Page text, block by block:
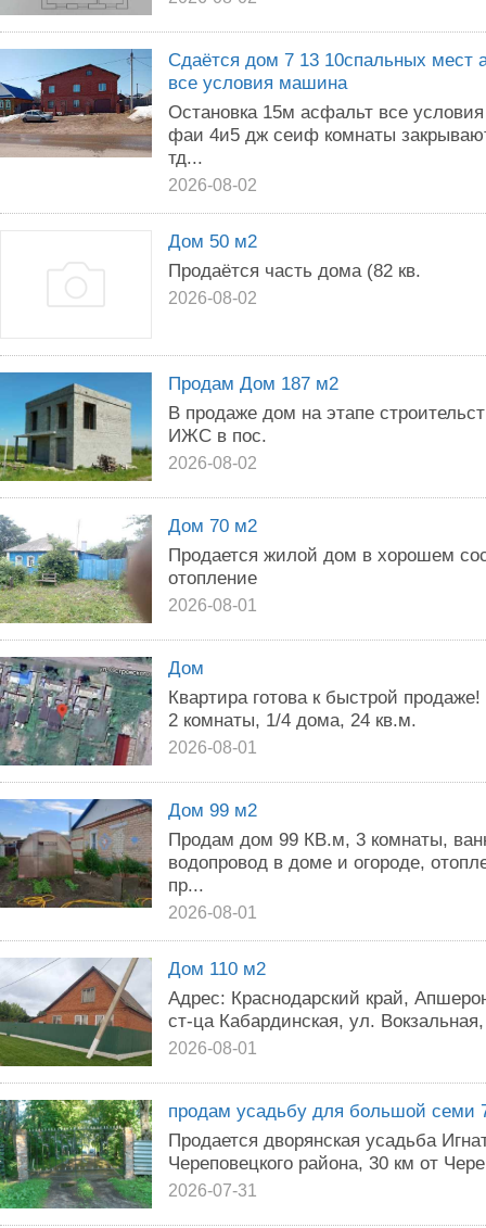
Сдаётся дом 7 13 10спальных мест
все условия машина
Остановка 15м асфальт все
фаи 4и5 дж сеиф комнаты
тд...
2026-08-02
Дом 50 м2
Продаётся часть дома (82 кв.
2026-08-02
Продам Дом 187 м2
В продаже дом на этапе
ИЖС в пос.
2026-08-02
Дом 70 м2
Продается жилой дом в хорошем
отопление
2026-08-01
Дом
Квартира готова к быстрой
2 комнаты, 1/4 дома, 24 кв.м.
2026-08-01
Дом 99 м2
Продам дом 99 КВ.м, 3 комнаты,
водопровод в доме и огороде,
пр...
2026-08-01
Дом 110 м2
Адрес: Краснодарский край,
ст-ца Кабардинская, ул.
2026-08-01
продам усадьбу для большой семи
Продается дворянская усадьба
Череповецкого района, 30 км от
2026-07-31